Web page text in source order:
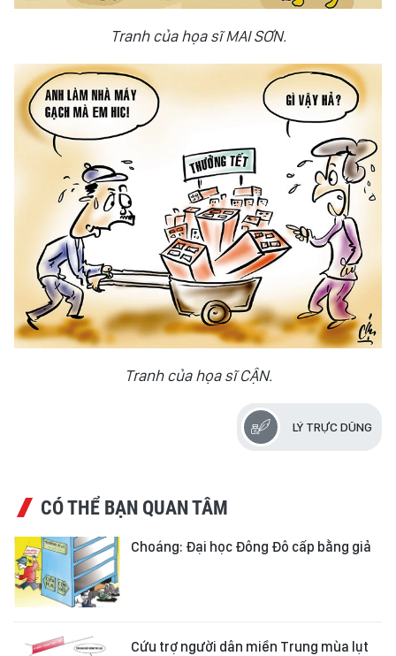
Tranh của họa sĩ MAI SƠN.
Tranh của họa sĩ CẬN.
LÝ TRỰC DŨNG
CÓ THỂ BẠN QUAN TÂM
Choáng: Đại học Đông Đô cấp bằng giả
Cứu trợ người dân miền Trung mùa lụt